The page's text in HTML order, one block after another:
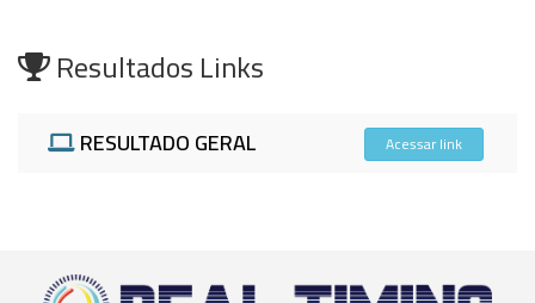
Resultados Links
RESULTADO GERAL Acessar link